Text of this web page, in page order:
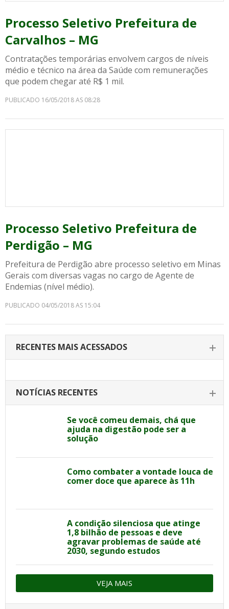
Processo Seletivo Prefeitura de
Carvalhos – MG
Contratações temporárias envolvem cargos de níveis
médio e técnico na área da Saúde com remunerações
que podem chegar até R$ 1 mil.
PUBLICADO 16/05/2018 AS 08:28
Processo Seletivo Prefeitura de
Perdigão – MG
Prefeitura de Perdigão abre processo seletivo em Minas
Gerais com diversas vagas no cargo de Agente de
Endemias (nível médio).
PUBLICADO 04/05/2018 AS 15:04
RECENTES MAIS ACESSADOS
NOTÍCIAS RECENTES
Se você comeu demais, chá que
ajuda na digestão pode ser a
solução
Como combater a vontade louca de
comer doce que aparece às 11h
A condição silenciosa que atinge
1,8 bilhão de pessoas e deve
agravar problemas de saúde até
2030, segundo estudos
VEJA MAIS